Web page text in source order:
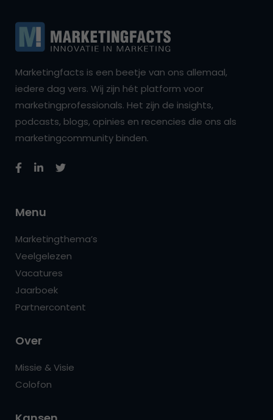
Marketingfacts is een beetje van ons allemaal,
iedere dag vers. Wij zijn hét platform voor
marketingprofessionals. Het zijn de insights,
podcasts, blogs, opinies en recencies die ons als
marketingcommunity binden.
Menu
Marketingthema’s
Veelgelezen
Vacatures
Jaarboek
Partnercontent
Over
Missie & Visie
Colofon